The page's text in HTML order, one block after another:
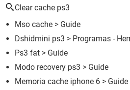
Clear cache ps3
Mso cache > Guide
Dshidmini ps3 > Programas -
Ps3 fat > Guide
Modo recovery ps3 > Guide
Memoria cache iphone 6 > Guide